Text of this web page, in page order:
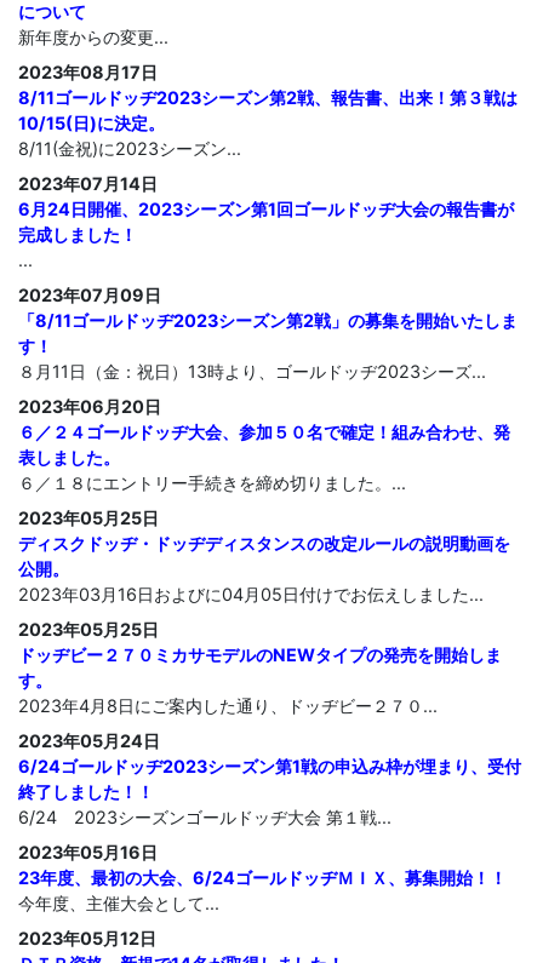
について
新年度からの変更...
2023年08月17日
8/11ゴールドッヂ2023シーズン第2戦、報告書、出来！第３戦は
10/15(日)に決定。
8/11(金祝)に2023シーズン...
2023年07月14日
6月24日開催、2023シーズン第1回ゴールドッヂ大会の報告書が
完成しました！
...
2023年07月09日
「8/11ゴールドッヂ2023シーズン第2戦」の募集を開始いたしま
す！
８月11日（金：祝日）13時より、ゴールドッヂ2023シーズ...
2023年06月20日
６／２４ゴールドッヂ大会、参加５０名で確定！組み合わせ、発
表しました。
６／１８にエントリー手続きを締め切りました。...
2023年05月25日
ディスクドッヂ・ドッヂディスタンスの改定ルールの説明動画を
公開。
2023年03月16日およびに04月05日付けでお伝えしました...
2023年05月25日
ドッヂビー２７０ミカサモデルのNEWタイプの発売を開始しま
す。
2023年4月8日にご案内した通り、ドッヂビー２７０...
2023年05月24日
6/24ゴールドッヂ2023シーズン第1戦の申込み枠が埋まり、受付
終了しました！！
6/24 2023シーズンゴールドッヂ大会 第１戦...
2023年05月16日
23年度、最初の大会、6/24ゴールドッヂＭＩＸ、募集開始！！
今年度、主催大会として...
2023年05月12日